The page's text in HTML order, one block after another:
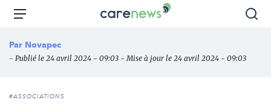
Aller
principal
Carenews,
des
Menu
Par Novapec
- Publié le 24 avril 2024 - 09:03 - Mise à jour le 24 avril 2024 - 09:03
#ASSOCIATIONS